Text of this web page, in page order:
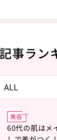
事ラン
美容
60代の肌はメ